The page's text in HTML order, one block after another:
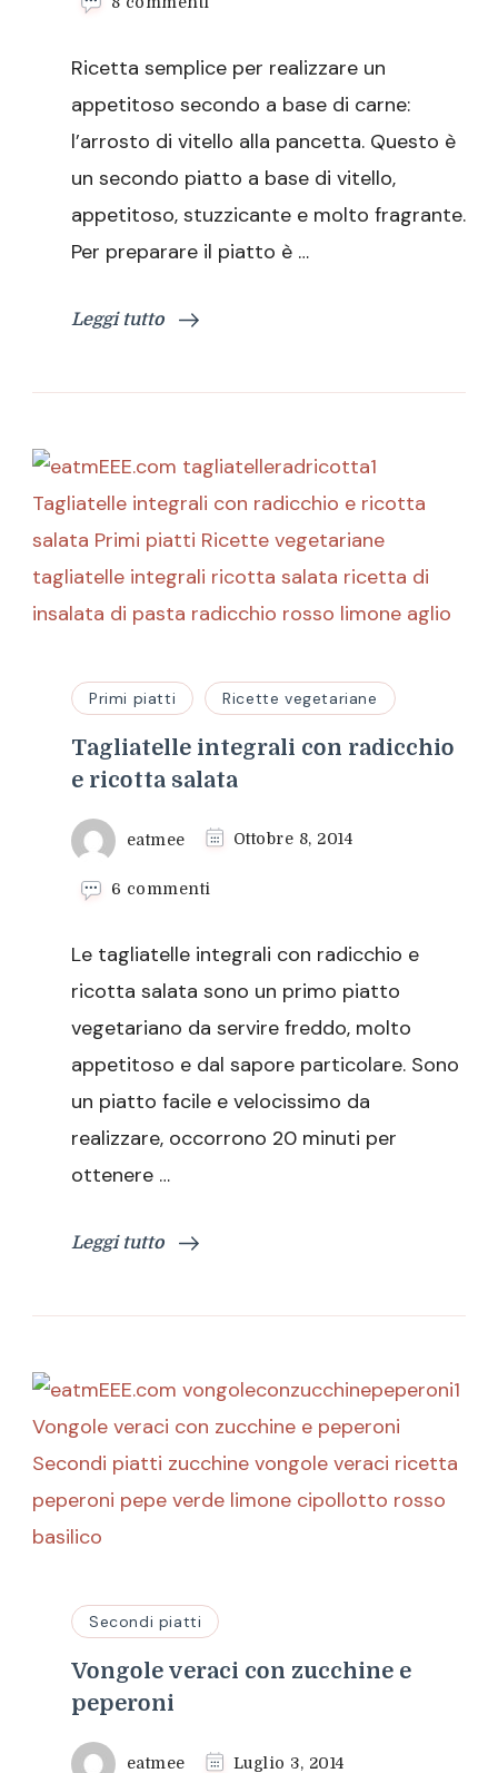
vitello
Ricetta semplice per realizzare un
appetitoso secondo a base di carne:
l’arrosto di vitello alla pancetta. Questo è
un secondo piatto a base di vitello,
appetitoso, stuzzicante e molto fragrante.
Per preparare il piatto è …
Leggi tutto
Primi piatti Ricette vegetariane
Tagliatelle integrali con radicchio
e ricotta salata
eatmee Ottobre 8, 2014
6 commenti
con
ricotta
Le tagliatelle integrali con radicchio e
ricotta salata sono un primo piatto
vegetariano da servire freddo, molto
appetitoso e dal sapore particolare. Sono
un piatto facile e velocissimo da
realizzare, occorrono 20 minuti per
ottenere …
Leggi tutto
Secondi piatti
Vongole veraci con zucchine e
peperoni
eatmee Luglio 3, 2014